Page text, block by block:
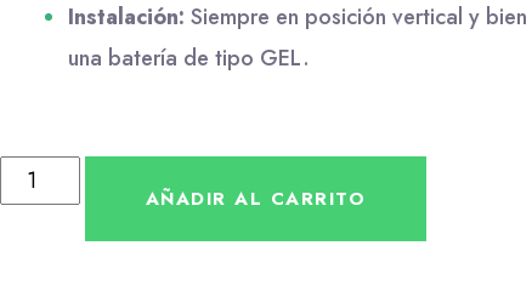
Instalación: Siempre en posición vertical y
una batería de tipo GEL.
AÑADIR AL CARRITO